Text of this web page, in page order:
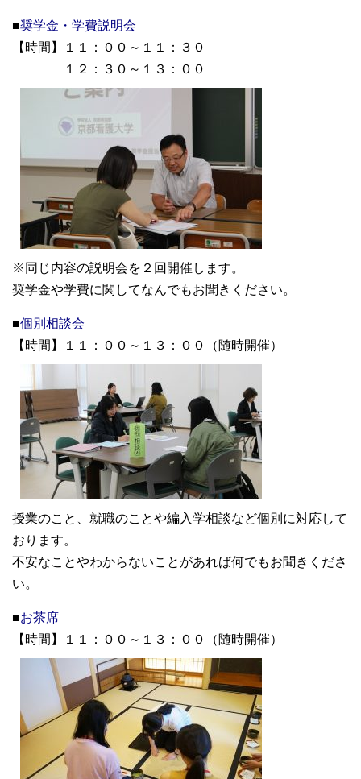
■奨学金・学費説明会
【時間】１１：００～１１：３０
１２：３０～１３：００
※同じ内容の説明会を２回開催します。
奨学金や学費に関してなんでもお聞きください。
■個別相談会
【時間】１１：００～１３：００（随時開催）
授業のこと、就職のことや編入学相談など個別に対応して
おります。
不安なことやわからないことがあれば何でもお聞きくださ
い。
■お茶席
【時間】１１：００～１３：００（随時開催）